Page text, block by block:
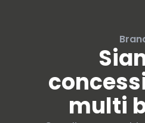
multi